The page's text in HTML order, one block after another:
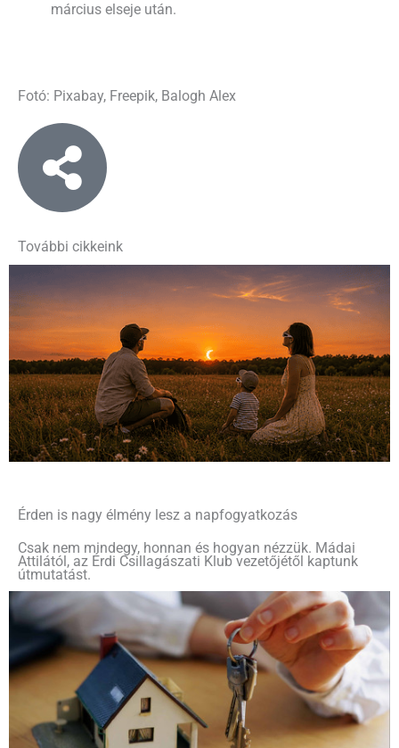
március elseje után.
Fotó: Pixabay, Freepik, Balogh Alex
További cikkeink
Érden is nagy élmény lesz a napfogyatkozás
Csak nem mindegy, honnan és hogyan nézzük. Mádai
Attilától, az Érdi Csillagászati Klub vezetőjétől kaptunk
útmutatást.